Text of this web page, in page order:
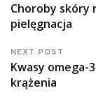
Choroby skóry
pielęgnacja
NEXT POST
Kwasy omega-
krążenia